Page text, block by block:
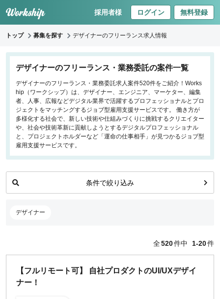
採用者様 ログイン 無料登録
トップ 募集を探す デザイナーのフリーランス求人情報
デザイナーのフリーランス・業務委託の案件一覧
デザイナーのフリーランス・業務委託求人案件520件をご紹介！Works
hip（ワークシップ）は、デザイナー、エンジニア、マーケター、編集
者、人事、広報などデジタル業界で活躍するプロフェッショナルとプロ
ジェクトをマッチングするジョブ型雇用支援サービスです。 働き方が
多様化する社会で、新しい技術や仕組みづくりに挑戦するクリエイター
や、社会や技術革新に貢献しようとするデジタルプロフェッショナル
と、プロジェクトホルダーなど「運命の仕事相手」が見つかるジョブ型
雇用支援サービスです。
条件で絞り込み
デザイナー
キーワードで探す
職種
フロントエンドエンジニア
バックエンドエンジニア
インフラエンジニア
iOS/Androidアプリエンジニア
データサイエンティスト
プロジェクトマネージャー
プランナー・ディレクター
デザイナー
人事
全520件中 1-20件
【フルリモート可】 自社プロダクトのUI/UXデザイ
ナー！